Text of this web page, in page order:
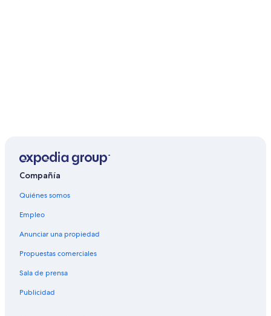
Compañía
Quiénes somos
Empleo
Anunciar una propiedad
Propuestas comerciales
Sala de prensa
Publicidad